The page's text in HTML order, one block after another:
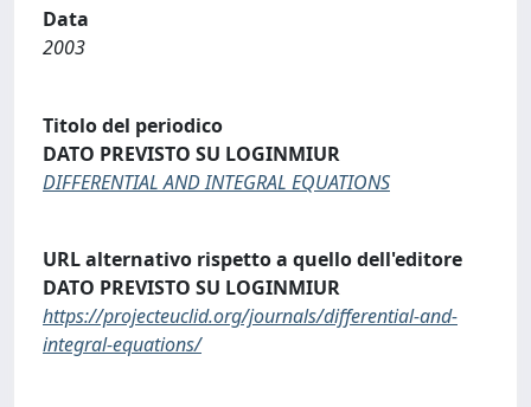
Data
2003
Titolo del periodico
DATO PREVISTO SU LOGINMIUR
DIFFERENTIAL AND INTEGRAL EQUATIONS
URL alternativo rispetto a quello dell'editore
DATO PREVISTO SU LOGINMIUR
https://projecteuclid.org/journals/differential-and-
integral-equations/